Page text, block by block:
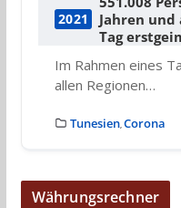
2021
Jahren
Tag
Im Rahmen eines
allen Regionen…
Tunesien, Corona
Währungsrechner